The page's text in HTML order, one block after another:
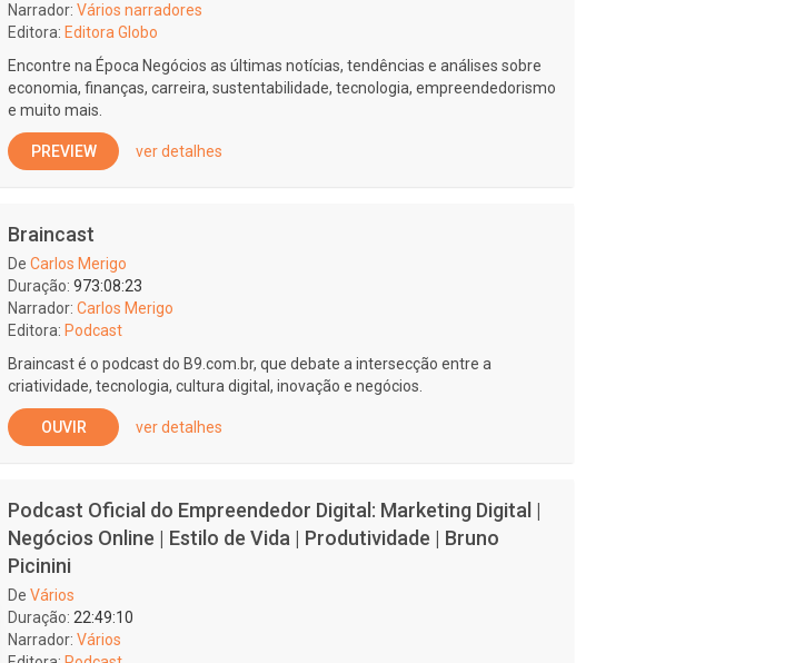
Narrador: Vários narradores
Editora: Editora Globo
Encontre na Época Negócios as últimas notícias, tendências e análises sobre
economia, finanças, carreira, sustentabilidade, tecnologia, empreendedorismo
e muito mais.
PREVIEW ver detalhes
Braincast
De Carlos Merigo
Duração: 973:08:23
Narrador: Carlos Merigo
Editora: Podcast
Braincast é o podcast do B9.com.br, que debate a intersecção entre a
criatividade, tecnologia, cultura digital, inovação e negócios.
OUVIR ver detalhes
Podcast Oficial do Empreendedor Digital: Marketing Digital |
Negócios Online | Estilo de Vida | Produtividade | Bruno
Picinini
De Vários
Duração: 22:49:10
Narrador: Vários